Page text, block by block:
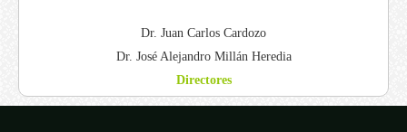
Dr. Juan Carlos Cardozo
Dr. José Alejandro Millán Heredia
Directores